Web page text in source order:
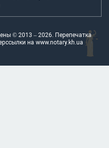
© 2013 – 2026. Перепечатка
на www.notary.kh.ua